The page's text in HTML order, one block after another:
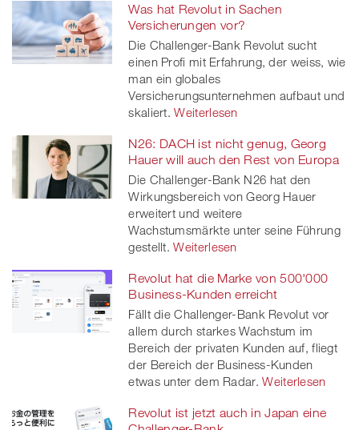
Was hat Revolut in Sachen
Versicherungen vor?
Die Challenger-Bank Revolut sucht
einen Profi mit Erfahrung, der weiss, wie
man ein globales
Versicherungsunternehmen aufbaut und
skaliert. Weiterlesen
N26: DACH ist nicht genug, Georg
Hauer will auch den Rest von Europa
Die Challenger-Bank N26 hat den
Wirkungsbereich von Georg Hauer
erweitert und weitere
Wachstumsmärkte unter seine Führung
gestellt. Weiterlesen
Revolut hat die Marke von 500'000
Business-Kunden erreicht
Fällt die Challenger-Bank Revolut vor
allem durch starkes Wachstum im
Bereich der privaten Kunden auf, fliegt
der Bereich der Business-Kunden
etwas unter dem Radar. Weiterlesen
Revolut ist jetzt auch in Japan eine